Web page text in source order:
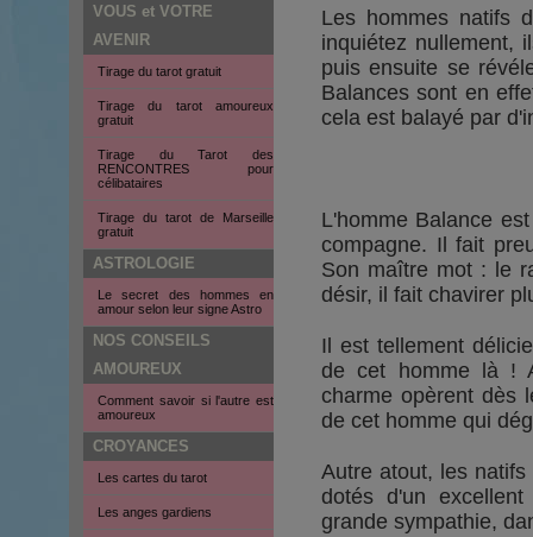
VOUS et VOTRE
AVENIR
Tirage du tarot gratuit
Tirage du tarot amoureux
gratuit
Tirage du Tarot des
RENCONTRES pour
célibataires
Tirage du tarot de Marseille
gratuit
ASTROLOGIE
Le secret des hommes en
amour selon leur signe Astro
NOS CONSEILS
AMOUREUX
Comment savoir si l'autre est
amoureux
CROYANCES
Les cartes du tarot
Les anges gardiens
Les hommes natifs
inquiétez nullement,
puis ensuite se
Balances sont en
cela est balayé par
L'homme Balance
compagne. Il fait
Son maître mot : le
désir, il fait chavirer
Il est tellement
de cet homme là !
charme opèrent dès
de cet homme qui
Autre atout, les
dotés d'un
grande sympathie,